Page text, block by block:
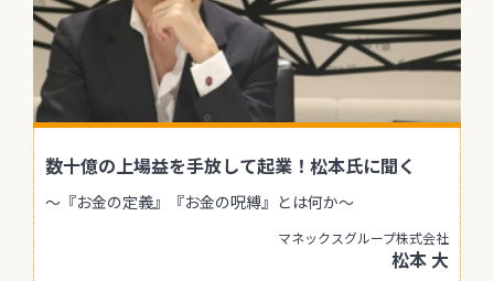
数十億の上場益を手放して起業！松本氏に聞く
〜『お金の定義』『お金の呪縛』とは何か〜
マネックスグループ株式会社
松本 大